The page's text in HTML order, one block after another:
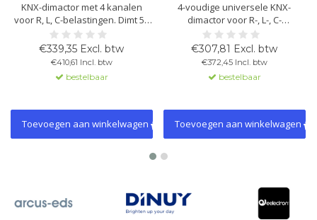
KNX-dimactor met 4 kanalen
voor R, L, C-belastingen. Dimt 5–
400 W/VA per kanaal of 800
W/VA parallel. Geschikt voor LED,
halogeen, spaarlampen.
€339,35 Excl. btw
€410,61 Incl. btw
bestelbaar
Toevoegen aan winkelwagen
4-voudige universele KNX-
dimactor voor R-, L-, C-
belastingen. Voor LED, halogeen,
gloeilampen, spaarlampen. 200
W per kanaal. Handbediening,
€307,81 Excl. btw
€372,45 Incl. btw
bestelbaar
Toevoegen aan winkelwagen